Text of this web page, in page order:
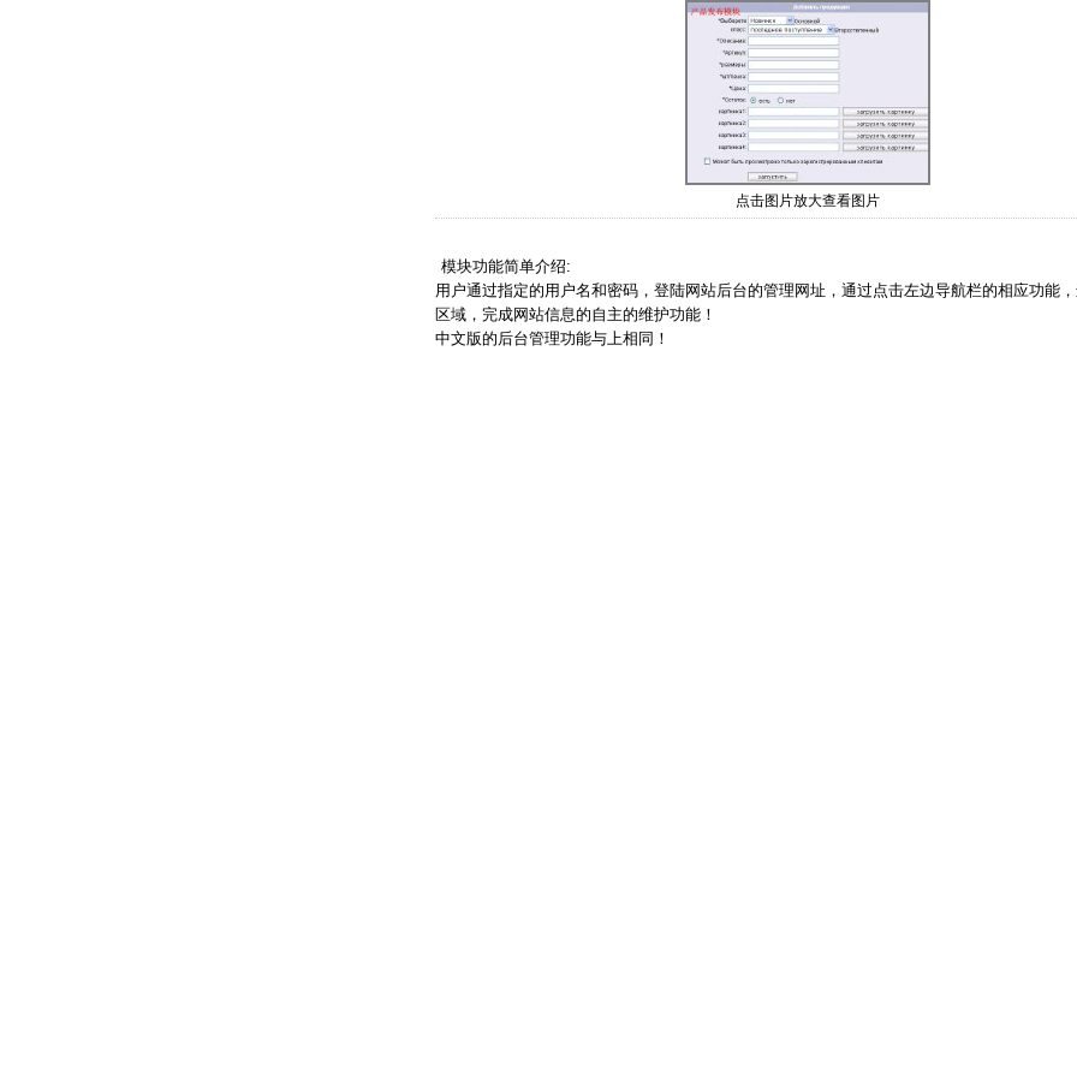
点击图片放大查看图片
模块功能简单介绍:
用户通过指定的用户名和密码，登陆网站后台的管理网址，通过点击左边导航栏的相应功能
区域，完成网站信息的自主的维护功能！
中文版的后台管理功能与上相同！